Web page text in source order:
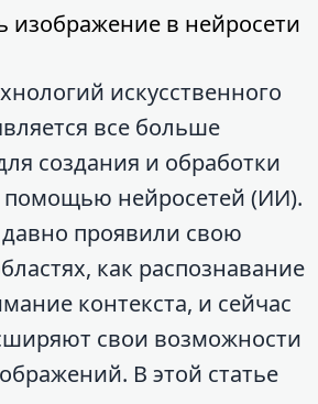
изображение в нейросети
искусственного
все больше
создания и обработки
помощью нейросетей (ИИ).
проявили свою
как распознавание
контекста, и сейчас
свои возможности
В этой статье